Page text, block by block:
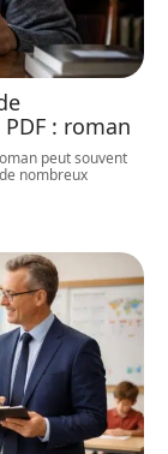
: roman
peut souvent
nombreux